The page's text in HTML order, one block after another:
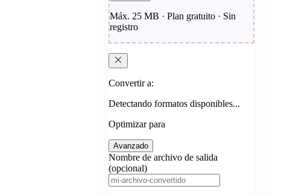
Máx. 25 MB · Plan gratuito · Sin
registro
Convertir a:
Detectando formatos disponibles...
Optimizar para
Avanzado
Nombre de archivo de salida
(opcional)